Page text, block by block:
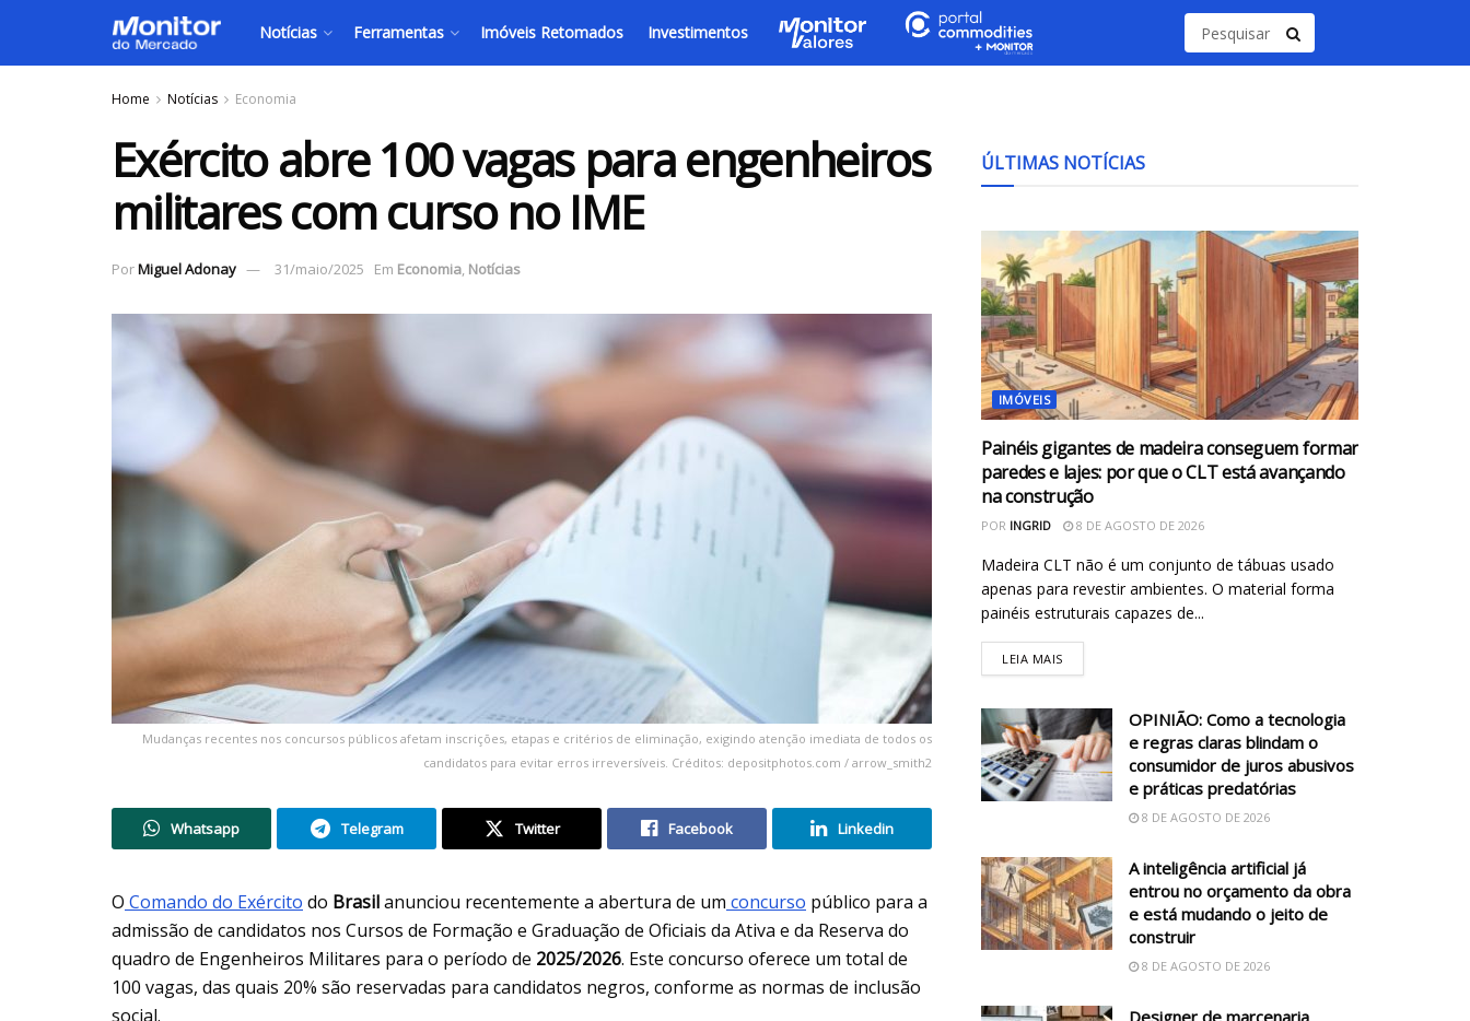
Notícias Ferramentas Imóveis Retomados Investimentos
Home Notícias Economia
Exército abre 100 vagas para engenheiros
militares com curso no IME
PorMiguel Adonay 31/maio/2025 Em Economia, Notícias
Mudanças recentes nos concursos públicos afetam inscrições, etapas e critérios de eliminação, exigindo atenção imediata de todos os
candidatos para evitar erros irreversíveis. Créditos: depositphotos.com / arrow_smith2
Whatsapp Telegram Twitter Facebook Linkedin
O Comando do Exército do Brasilanunciou recentemente a abertura de um concurso público para a
admissão de candidatos nos Cursos de Formação e Graduação de Oficiais da Ativa e da Reserva do
quadro de Engenheiros Militares para o período de 2025/2026. Este concurso oferece um total de
100 vagas, das quais 20% são reservadas para candidatos negros, conforme as normas de inclusão
social.
ÚLTIMAS NOTÍCIAS
IMÓVEIS
Painéis gigantes de madeira conseguem formar
paredes e lajes: por que o CLT está avançando
na construção
POR INGRID 8 DE AGOSTO DE 2026
Madeira CLT não é um conjunto de tábuas usado
apenas para revestir ambientes. O material forma
painéis estruturais capazes de...
LEIA MAIS
OPINIÃO: Como a tecnologia
e regras claras blindam o
consumidor de juros abusivos
e práticas predatórias
8 DE AGOSTO DE 2026
A inteligência artificial já
entrou no orçamento da obra
e está mudando o jeito de
construir
8 DE AGOSTO DE 2026
Designer de marcenaria